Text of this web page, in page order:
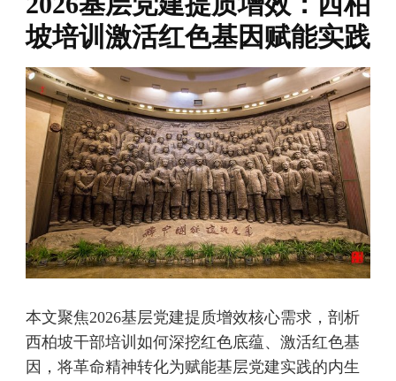
坡培训激活红色基因赋能实践
本文聚焦2026基层党建提质增效核心需求，剖析
西柏坡干部培训如何深挖红色底蕴、激活红色基
因，将革命精神转化为赋能基层党建实践的内生